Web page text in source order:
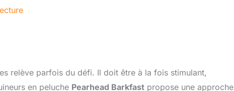
relève parfois du défi. Il doit être à la fois stimulant,
en peluche Pearhead Barkfast propose une approche